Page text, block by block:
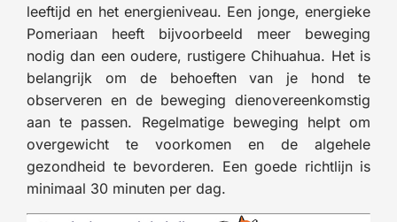
leeftijd en het energieniveau. Een jonge, energieke
Pomeriaan heeft bijvoorbeeld meer beweging
nodig dan een oudere, rustigere Chihuahua. Het is
belangrijk om de behoeften van je hond te
observeren en de beweging dienovereenkomstig
aan te passen. Regelmatige beweging helpt om
overgewicht te voorkomen en de algehele
gezondheid te bevorderen. Een goede richtlijn is
minimaal 30 minuten per dag.